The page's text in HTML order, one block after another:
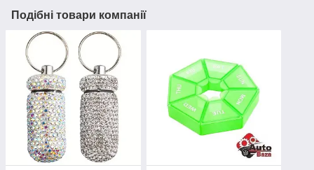
Подібні товари компанії